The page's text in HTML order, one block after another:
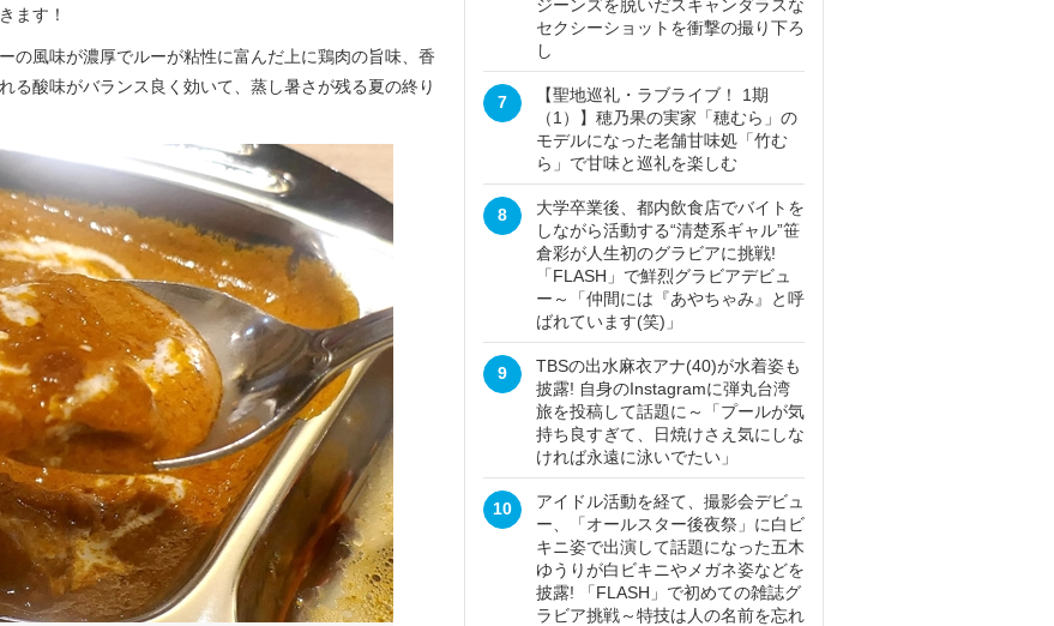
ます！
の風味が濃厚でルーが粘性に富んだ上に鶏肉の旨味、香
る酸味がバランス良く効いて、蒸し暑さが残る夏の終り
ジーンズを脱いだスキャンダラスな
セクシーショットを衝撃の撮り下ろ
し
7
【聖地巡礼・ラブライブ！ 1期
（1）】穂乃果の実家「穂むら」の
モデルになった老舗甘味処「竹む
ら」で甘味と巡礼を楽しむ
8
大学卒業後、都内飲食店でバイトを
しながら活動する“清楚系ギャル”笹
倉彩が人生初のグラビアに挑戦!
「FLASH」で鮮烈グラビアデビュ
ー～「仲間には『あやちゃみ』と呼
ばれています(笑)」
9
TBSの出水麻衣アナ(40)が水着姿も
披露! 自身のInstagramに弾丸台湾
旅を投稿して話題に～「プールが気
持ち良すぎて、日焼けさえ気にしな
ければ永遠に泳いでたい」
10
アイドル活動を経て、撮影会デビュ
ー、「オールスター後夜祭」に白ビ
キニ姿で出演して話題になった五木
ゆうりが白ビキニやメガネ姿などを
披露! 「FLASH」で初めての雑誌グ
ラビア挑戦～特技は人の名前を忘れ